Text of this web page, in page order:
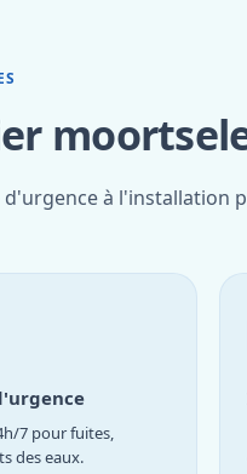
d'urgence à l'installation
7 pour fuites,
des eaux.